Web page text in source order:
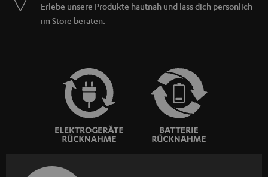
Erlebe unsere Produkte hautnah und lass dich persönlich
im Store beraten.